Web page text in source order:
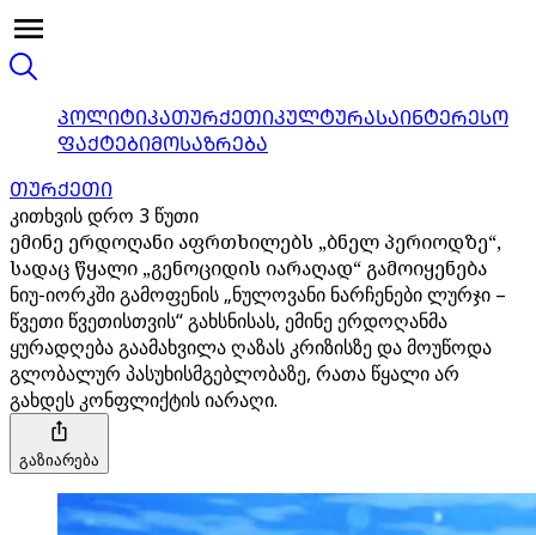
ᲞᲝᲚᲘᲢᲘᲙᲐᲗᲣᲠᲥᲔᲗᲘᲙᲣᲚᲢᲣᲠᲐᲡᲐᲘᲜᲢᲔᲠᲔᲡᲝ
ᲤᲐᲥᲢᲔᲑᲘᲛᲝᲡᲐᲖᲠᲔᲑᲐ
ᲗᲣᲠᲥᲔᲗᲘ
კითხვის დრო 3 წუთი
ემინე ერდოღანი აფრთხილებს „ბნელ პერიოდზე“,
სადაც წყალი „გენოციდის იარაღად“ გამოიყენება
ნიუ-იორკში გამოფენის „ნულოვანი ნარჩენები ლურჯი –
წვეთი წვეთისთვის“ გახსნისას, ემინე ერდოღანმა
ყურადღება გაამახვილა ღაზას კრიზისზე და მოუწოდა
გლობალურ პასუხისმგებლობაზე, რათა წყალი არ
გახდეს კონფლიქტის იარაღი.
გაზიარება